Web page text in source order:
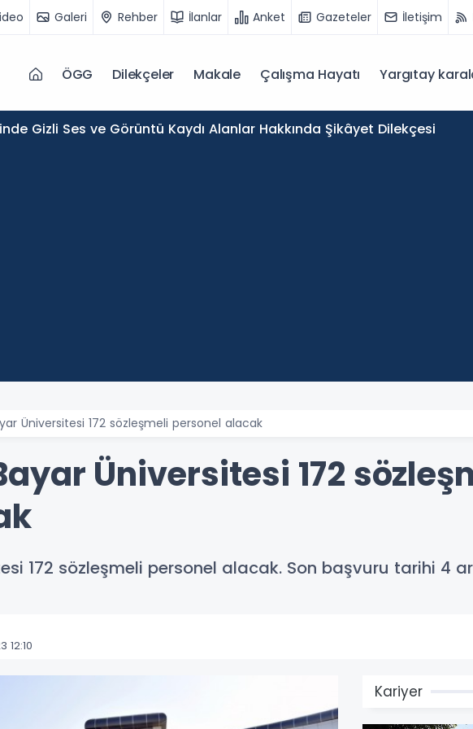
Galeri Rehber İlanlar Anket Gazeteler İletişim
ÖGG Dilekçeler Makale Çalışma Hayatı Yargıtay
Gizli Ses ve Görüntü Kaydı Alanlar Hakkında Şikâyet Dilekçesi
Üniversitesi 172 sözleşmeli personel alacak
Üniversitesi 172
172 sözleşmeli personel alacak. Son başvuru tarihi 4
12:10
Kariyer